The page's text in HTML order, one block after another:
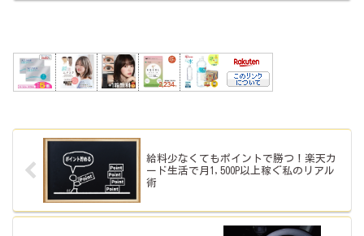
給料少なくてもポイントで勝つ！楽天カ
ード生活で月1,500P以上稼ぐ私のリアル
術